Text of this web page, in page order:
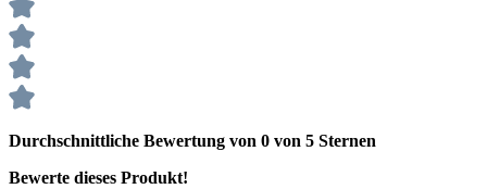
Durchschnittliche Bewertung von 0 von 5 Sternen
Bewerte dieses Produkt!